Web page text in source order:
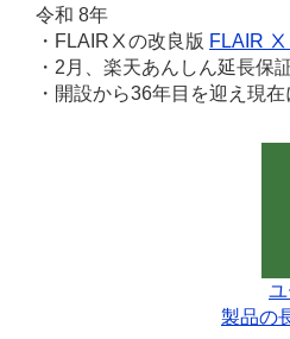
令和 8年
・FLAIRⅩの改良版 FLAIR Ⅹ
・2月、楽天あんしん延長保
・開設から36年目を迎え現在
製品の